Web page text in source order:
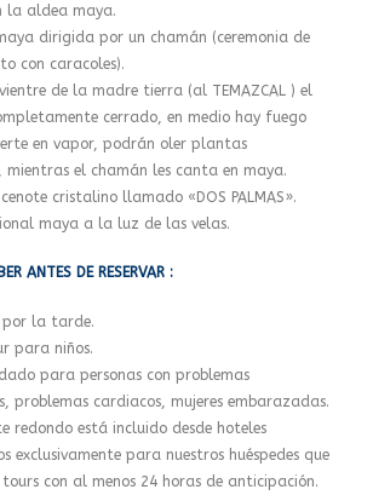
la aldea maya.
dirigida por un chamán (ceremonia de
con caracoles).
de la madre tierra (al TEMAZCAL ) el
cerrado, en medio hay fuego
en vapor, podrán oler plantas
mientras el chamán les canta en maya.
cristalino llamado «DOS PALMAS».
maya a la luz de las velas.
ANTES DE RESERVAR :
por la tarde.
para niños.
para personas con problemas
problemas cardiacos, mujeres embarazadas.
redondo está incluido desde hoteles
exclusivamente para nuestros huéspedes que
tours con al menos 24 horas de anticipación.